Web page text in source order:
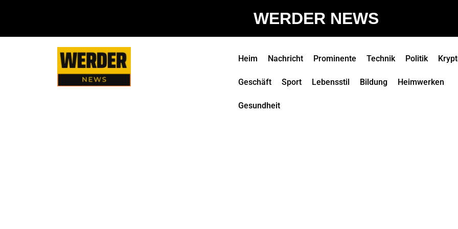
WERDER NEWS
Heim Nachricht Prominente Technik Politik
Geschäft Sport Lebensstil Bildung Heimwerken
Gesundheit